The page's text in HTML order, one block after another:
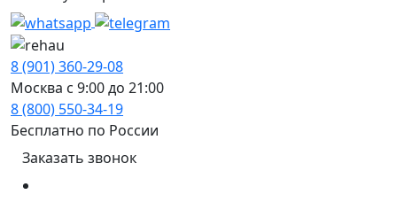
8 (901) 360-29-08
Москва с 9:00 до 21:00
8 (800) 550-34-19
Бесплатно по России
Заказать звонок